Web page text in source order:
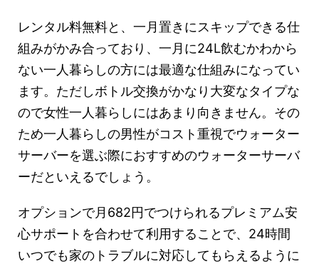
レンタル料無料と、一月置きにスキップできる仕
組みがかみ合っており、一月に24L飲むかわから
ない一人暮らしの方には最適な仕組みになってい
ます。ただしボトル交換がかなり大変なタイプな
ので女性一人暮らしにはあまり向きません。その
ため一人暮らしの男性がコスト重視でウォーター
サーバーを選ぶ際におすすめのウォーターサーバ
ーだといえるでしょう。
オプションで月682円でつけられるプレミアム安
心サポートを合わせて利用することで、24時間
いつでも家のトラブルに対応してもらえるように